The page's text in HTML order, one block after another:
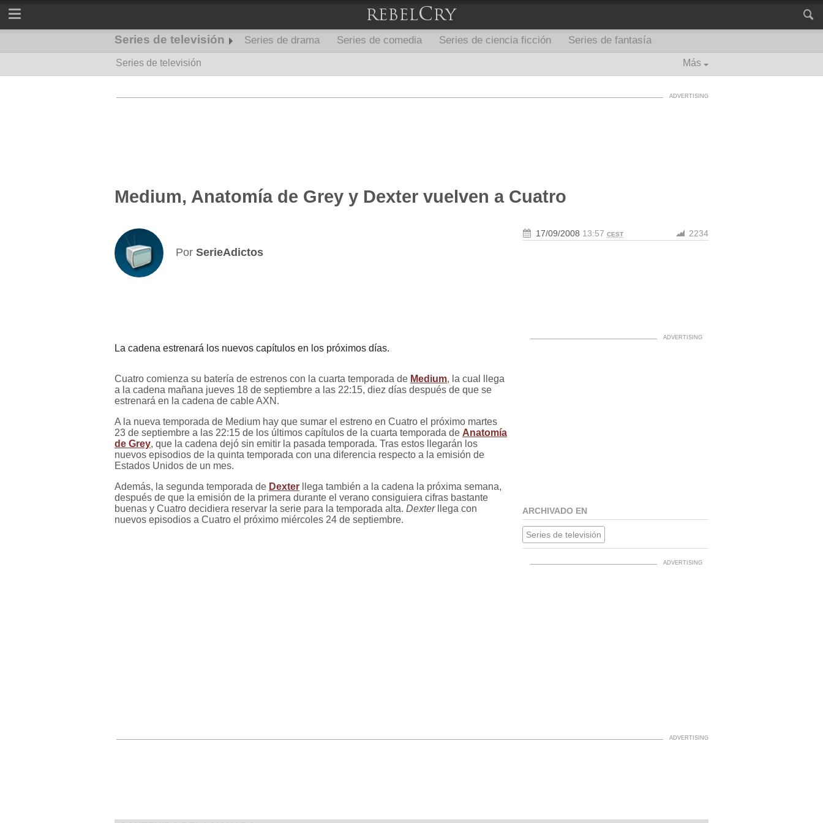
Series de televisión Series de drama Series de comedia Series de ciencia ficción
Series de fantasía
Series de misterio
Series de televisión Más
Medium, Anatomía de Grey y Dexter vuelven a Cuatro
Por SerieAdictos
17/09/2008 13:57 CEST 2234
La cadena estrenará los nuevos capítulos en los próximos días.
Cuatro comienza su batería de estrenos con la cuarta temporada de Medium, la cual llega
a la cadena mañana jueves 18 de septiembre a las 22:15, diez días después de que se
estrenará en la cadena de cable AXN.
A la nueva temporada de Medium hay que sumar el estreno en Cuatro el próximo martes
23 de septiembre a las 22:15 de los últimos capítulos de la cuarta temporada de Anatomía
de Grey, que la cadena dejó sin emitir la pasada temporada. Tras estos llegarán los
nuevos episodios de la quinta temporada con una diferencia respecto a la emisión de
Estados Unidos de un mes.
Además, la segunda temporada de Dexter llega también a la cadena la próxima semana,
después de que la emisión de la primera durante el verano consiguiera cifras bastante
buenas y Cuatro decidiera reservar la serie para la temporada alta. Dexterllega con
nuevos episodios a Cuatro el próximo miércoles 24 de septiembre.
ARCHIVADO EN
Series de televisión